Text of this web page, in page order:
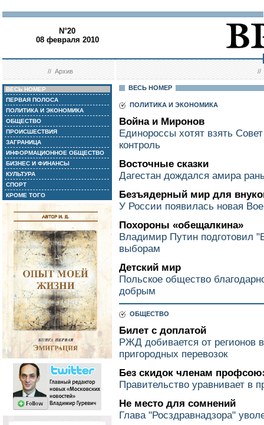
N°20
08 февраля 2010
//Архив //
ВЕСЬ НОМЕР
ПЕРВАЯ ПОЛОСА
ПОЛИТИКА И ЭКОНОМИКА
ОБЩЕСТВО
ПРОИСШЕСТВИЯ
ЗАГРАНИЦА
ИНФОРМАЦИОННОЕ ОБЩЕСТВО
БИЗНЕС И ФИНАНСЫ
КУЛЬТУРА
СПОРТ
КРОМЕ ТОГО
ВЕСЬ НОМЕР
ПОЛИТИКА И ЭКОНОМИКА
Война и Миронов
Единороссы хотят взять
контроль
Восточные сказки
Дагестан дождался амира
Безъядерный мир для
У России появилась новая
Похороны «обещалкина»
Владимир Путин подготовил
выборам
Детский мир
Польское общество
добрым
ОБЩЕСТВО
Билет с доплатой
РЖД добивается от регионов
пригородных перевозок
Без скидок членам
Правительство уравнивает в
Не место для сомнений
Глава "Росздравнадзора"